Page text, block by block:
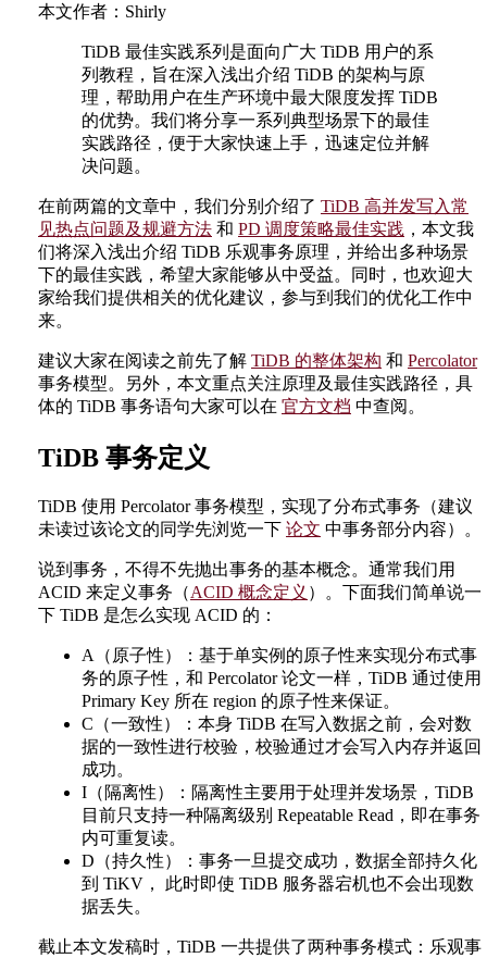
本文作者：Shirly
TiDB 最佳实践系列是面向广大 TiDB 用户的系
列教程，旨在深入浅出介绍 TiDB 的架构与原
理，帮助用户在生产环境中最大限度发挥 TiDB
的优势。我们将分享一系列典型场景下的最佳
实践路径，便于大家快速上手，迅速定位并解
决问题。
在前两篇的文章中，我们分别介绍了 TiDB 高并发写入常
见热点问题及规避方法 和 PD 调度策略最佳实践 ，本文我
们将深入浅出介绍 TiDB 乐观事务原理，并给出多种场景
下的最佳实践，希望大家能够从中受益。同时，也欢迎大
家给我们提供相关的优化建议，参与到我们的优化工作中
来。
建议大家在阅读之前先了解 TiDB 的整体架构 和 Percolator
事务模型。另外，本文重点关注原理及最佳实践路径，具
体的 TiDB 事务语句大家可以在 官方文档 中查阅。
TiDB 事务定义
TiDB 使用 Percolator 事务模型，实现了分布式事务（建议
未读过该论文的同学先浏览一下 论文 中事务部分内容）。
说到事务，不得不先抛出事务的基本概念。通常我们用
ACID 来定义事务（ACID 概念定义 ）。下面我们简单说一
下 TiDB 是怎么实现 ACID 的：
A（原子性）：基于单实例的原子性来实现分布式事
务的原子性，和 Percolator 论文一样，TiDB 通过使用
Primary Key 所在 region 的原子性来保证。
C（一致性）：本身 TiDB 在写入数据之前，会对数
据的一致性进行校验，校验通过才会写入内存并返回
成功。
I（隔离性）：隔离性主要用于处理并发场景，TiDB
目前只支持一种隔离级别 Repeatable Read，即在事务
内可重复读。
D（持久性）：事务一旦提交成功，数据全部持久化
到 TiKV， 此时即使 TiDB 服务器宕机也不会出现数
据丢失。
截止本文发稿时，TiDB 一共提供了两种事务模式：乐观事